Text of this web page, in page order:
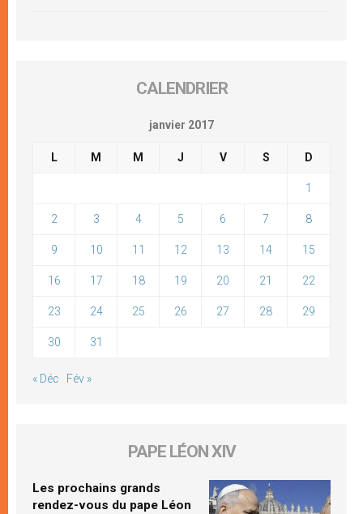
CALENDRIER
janvier 2017
L M M J V S D
1
2 3 4 5 6 7 8
9 10 11 12 13 14 15
16 17 18 19 20 21 22
23 24 25 26 27 28 29
30 31
« Déc Fév »
PAPE LÉON XIV
Les prochains grands
rendez-vous du pape Léon